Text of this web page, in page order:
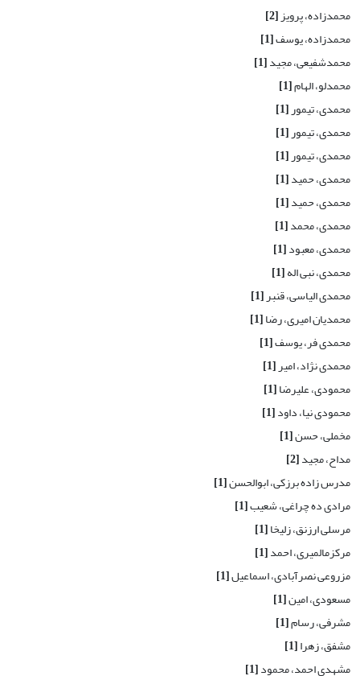
محمدزاده، پرویز[2]
محمدزاده، یوسف[1]
محمد‌شفیعی، مجید[1]
محمدلو، الهام[1]
محمدی، تیمور[1]
محمدی، تیمور[1]
محمدی، تیمور[1]
محمدی، حمید[1]
محمدی، حمید[1]
محمدی، محمد[1]
محمدی، معبود[1]
محمدی، نبی اله[1]
محمدی الیاسی، قنبر[1]
محمدیان امیری، رضا[1]
محمدی فر، یوسف[1]
محمدی نژاد، امیر[1]
محمودی، علیرضا[1]
محمودی نیا، داود[1]
مخملی، حسن[1]
مداح، مجید[2]
مدرس زاده برزکی، ابوالحسن[1]
مرادی ده چراغی، شعیب[1]
مرسلی ارزنق، زلیخا[1]
مرکزمالمیری، احمد[1]
مزروعی نصرآبادی، اسماعیل[1]
مسعودی، امین[1]
مشرفی، رسام[1]
مشفق، زهرا[1]
مشهدی احمد، محمود[1]